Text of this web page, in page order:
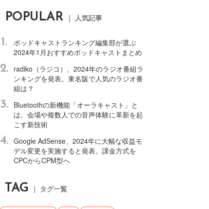
POPULAR ｜ 人気記事
1.
ポッドキャストランキング編集部が選ぶ
2024年1月おすすめポッドキャストまとめ
2.
radiko（ラジコ）、2024年のラジオ番組ラ
ンキングを発表。東名阪で人気のラジオ番
組は？
3.
Bluetoothの新機能「オーラキャスト」と
は。会場や複数人での音声体験に革新を起
こす新技術
4. Google AdSense、2024年に大幅な収益モ
デル変更を実施すると発表。課金方式を
CPCからCPM型へ
TAG ｜ タグ一覧